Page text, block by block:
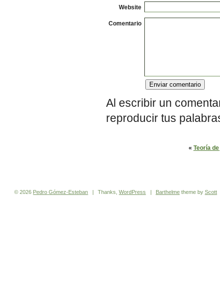
Website
Comentario
Al escribir un
reproducir tus
« Teoría
© 2026 Pedro Gómez-Esteban | Thanks,WordPress | Barthelmetheme by Scott